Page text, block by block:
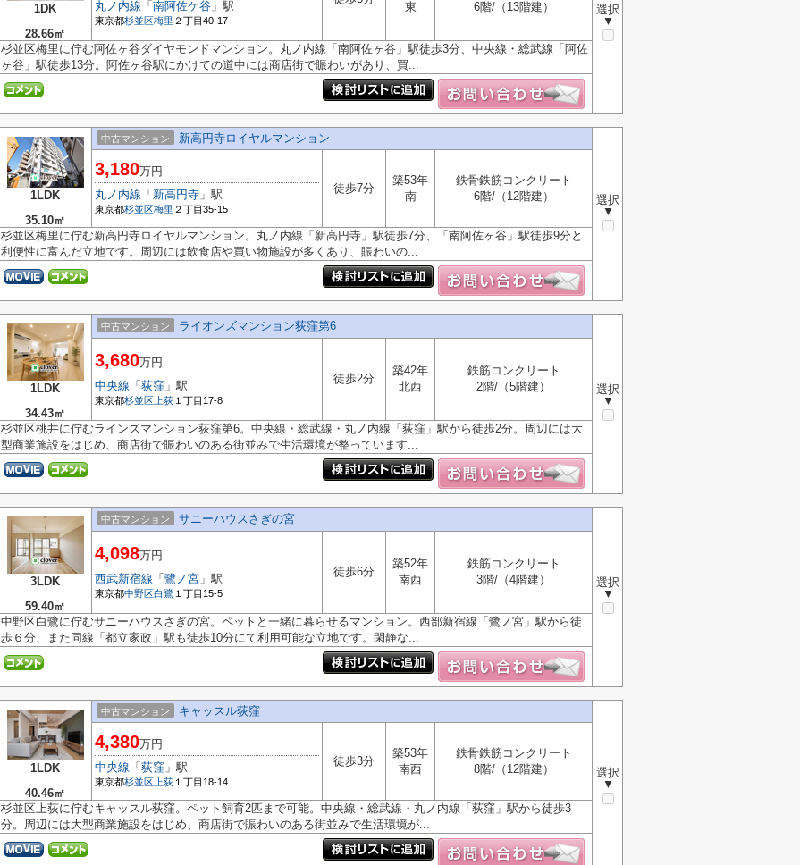
1DK
28.66㎡
選択
▼
丸ノ内線 「 南阿佐ケ谷 」駅
東京都杉並区梅里 ２丁目40-17
東
6階/（13階建）
杉並区梅里に佇む阿佐ヶ谷ダイヤモンドマンション。丸ノ内線「南阿佐ヶ谷」駅徒歩3分、中央線・総武線「阿佐
ヶ谷」駅徒歩13分。阿佐ヶ谷駅にかけての道中には商店街で賑わいがあり、買...
1LDK
35.10㎡
中古マンション 新高円寺ロイヤルマンション
選択
▼
3,180万円
丸ノ内線 「 新高円寺 」駅
東京都杉並区梅里 ２丁目35-15
徒歩7分
築53年
南
鉄骨鉄筋コンクリート
6階/（12階建）
杉並区梅里に佇む新高円寺ロイヤルマンション。丸ノ内線「新高円寺」駅徒歩7分、「南阿佐ヶ谷」駅徒歩9分と
利便性に富んだ立地です。周辺には飲食店や買い物施設が多くあり、賑わいの...
1LDK
34.43㎡
中古マンション ライオンズマンション荻窪第6
選択
▼
3,680万円
中央線 「 荻窪 」駅
東京都杉並区 上荻 １丁目17-8
徒歩2分
築42年
北西
鉄筋コンクリート
2階/（5階建）
杉並区桃井に佇むラインズマンション荻窪第6。中央線・総武線・丸ノ内線「荻窪」駅から徒歩2分。周辺には大
型商業施設をはじめ、商店街で賑わいのある街並みで生活環境が整っています...
3LDK
59.40㎡
中古マンション サニーハウスさぎの宮
選択
▼
4,098万円
西武新宿線 「 鷺ノ宮 」駅
東京都中野区白鷺 １丁目15-5
徒歩6分
築52年
南西
鉄筋コンクリート
3階/（4階建）
中野区白鷺に佇むサニーハウスさぎの宮。ペットと一緒に暮らせるマンション。西部新宿線「鷺ノ宮」駅から徒
歩６分、また同線「都立家政」駅も徒歩10分にて利用可能な立地です。閑静な...
1LDK
40.46㎡
中古マンション キャッスル荻窪
選択
▼
4,380万円
中央線 「 荻窪 」駅
東京都杉並区 上荻 １丁目18-14
徒歩3分
築53年
南西
鉄骨鉄筋コンクリート
8階/（12階建）
杉並区上荻に佇むキャッスル荻窪。ペット飼育2匹まで可能。中央線・総武線・丸ノ内線「荻窪」駅から徒歩3
分。周辺には大型商業施設をはじめ、商店街で賑わいのある街並みで生活環境が...